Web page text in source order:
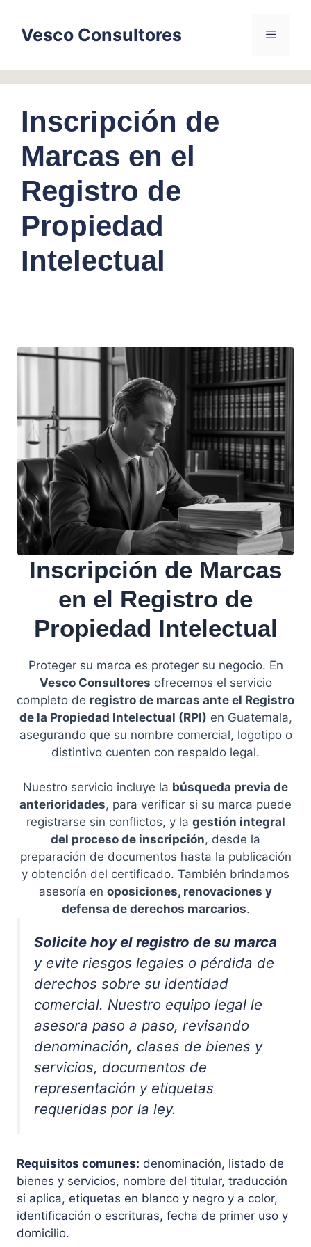
contentVesco Consultores Menu
Inscripción de
Marcas en el
Registro de
Propiedad
Intelectual
Inscripción de Marcas
en el Registro de
Propiedad Intelectual
Proteger su marca es proteger su negocio. En
Vesco Consultores ofrecemos el servicio
completo de registro de marcas ante el Registro
de la Propiedad Intelectual (RPI) en Guatemala,
asegurando que su nombre comercial, logotipo o
distintivo cuenten con respaldo legal.
Nuestro servicio incluye la búsqueda previa de
anterioridades, para verificar si su marca puede
registrarse sin conflictos, y la gestión integral
del proceso de inscripción, desde la
preparación de documentos hasta la publicación
y obtención del certificado. También brindamos
asesoría en oposiciones, renovaciones y
defensa de derechos marcarios.
Solicite hoy el registro de su marca
y evite riesgos legales o pérdida de
derechos sobre su identidad
comercial. Nuestro equipo legal le
asesora paso a paso, revisando
denominación, clases de bienes y
servicios, documentos de
representación y etiquetas
requeridas por la ley.
Requisitos comunes: denominación, listado de
bienes y servicios, nombre del titular, traducción
si aplica, etiquetas en blanco y negro y a color,
identificación o escrituras, fecha de primer uso y
domicilio.